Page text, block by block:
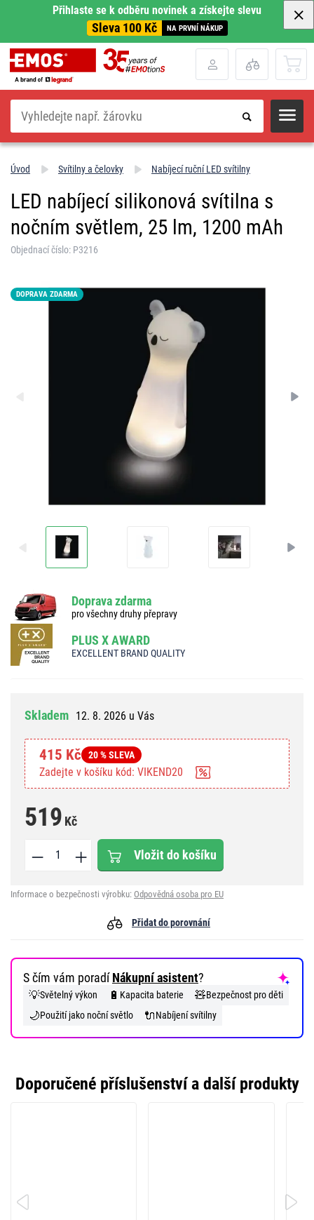
Přihlaste se k odběru novinek a získejte slevu
Sleva 100 Kč NA PRVNÍ NÁKUP
Hledat
Úvod Svítilny a čelovky Nabíjecí ruční LED svítilny
LED nabíjecí silikonová svítilna s
nočním světlem, 25 lm, 1200 mAh
Objednací číslo: P3216
DOPRAVA ZDARMA
Doprava zdarma
pro všechny druhy přepravy
PLUS X AWARD
EXCELLENT BRAND QUALITY
Skladem 12. 8. 2026 u Vás
415 Kč 20 % SLEVA
Zadejte v košíku kód: VIKEND20
519 Kč
Vložit do košíku
Informace o bezpečnosti výrobku: Odpovědná osoba pro EU
Přidat do porovnání
S čím vám poradíNákupní asistent?
💡Světelný výkon 🔋 Kapacita baterie 🧸Bezpečnost pro děti
🌙Použití jako noční světlo 🔌Nabíjení svítilny
Doporučené příslušenství a další produkty